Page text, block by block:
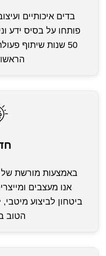
בדים איכותיים
פותחו על בסיס ידע
50 שנות שיתוף
באמצעות מורשת של
אנו מעצבים
ביטחון לביצוע
הטוב